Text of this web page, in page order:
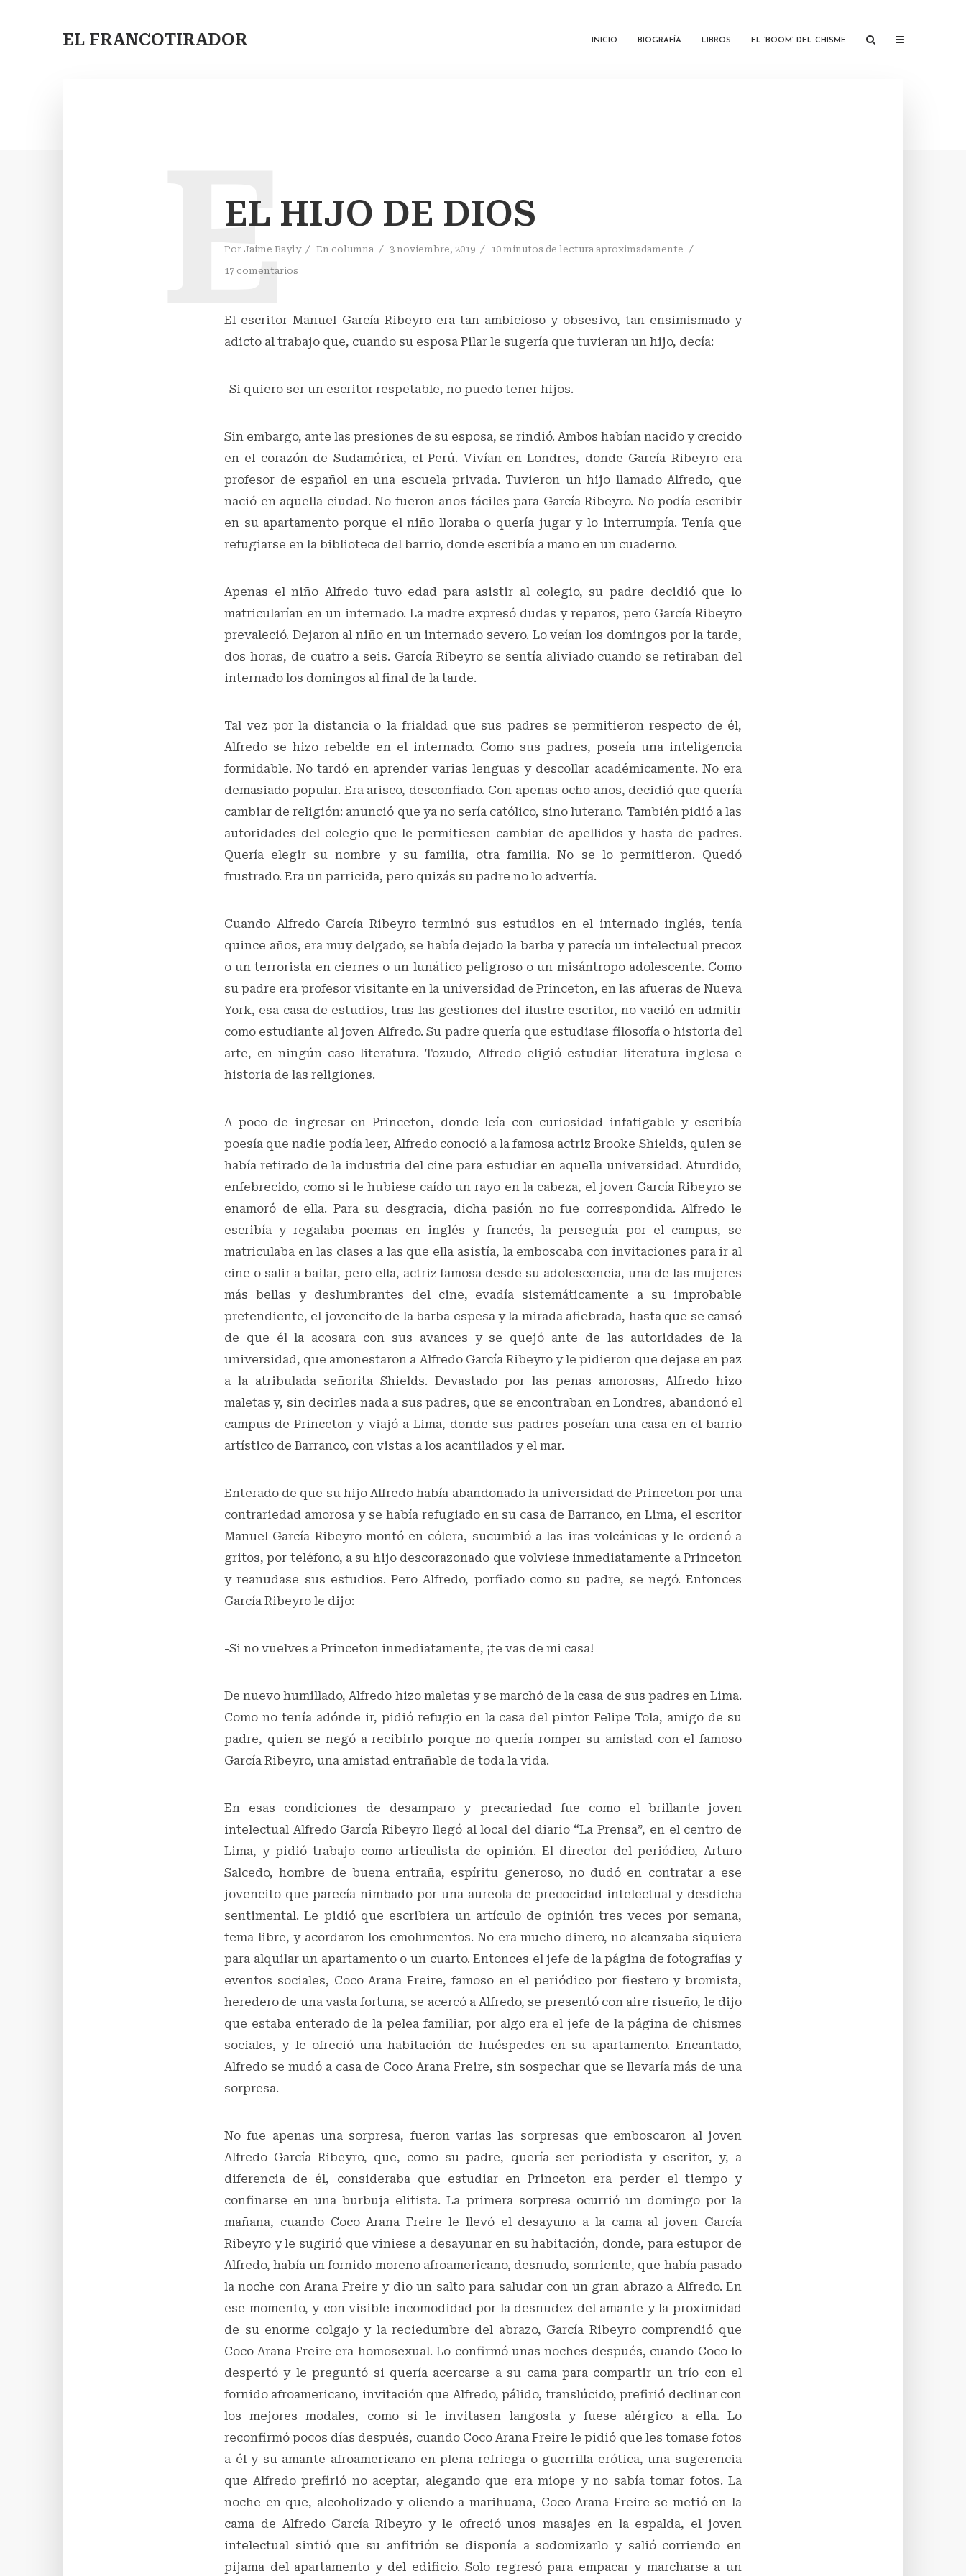
EL FRANCOTIRADOR INICIO BIOGRAFÍA LIBROS EL ‘BOOM’ DEL CHISME
EL HIJO DE DIOS
Por Jaime Bayly En columna 3 noviembre, 2019
10 minutos de lectura aproximadamente
17 comentarios
E
El escritor Manuel García Ribeyro era tan ambicioso y obsesivo, tan ensimismado y
adicto al trabajo que, cuando su esposa Pilar le sugería que tuvieran un hijo, decía:
-Si quiero ser un escritor respetable, no puedo tener hijos.
Sin embargo, ante las presiones de su esposa, se rindió. Ambos habían nacido y crecido
en el corazón de Sudamérica, el Perú. Vivían en Londres, donde García Ribeyro era
profesor de español en una escuela privada. Tuvieron un hijo llamado Alfredo, que
nació en aquella ciudad. No fueron años fáciles para García Ribeyro. No podía escribir
en su apartamento porque el niño lloraba o quería jugar y lo interrumpía. Tenía que
refugiarse en la biblioteca del barrio, donde escribía a mano en un cuaderno.
Apenas el niño Alfredo tuvo edad para asistir al colegio, su padre decidió que lo
matricularían en un internado. La madre expresó dudas y reparos, pero García Ribeyro
prevaleció. Dejaron al niño en un internado severo. Lo veían los domingos por la tarde,
dos horas, de cuatro a seis. García Ribeyro se sentía aliviado cuando se retiraban del
internado los domingos al final de la tarde.
Tal vez por la distancia o la frialdad que sus padres se permitieron respecto de él,
Alfredo se hizo rebelde en el internado. Como sus padres, poseía una inteligencia
formidable. No tardó en aprender varias lenguas y descollar académicamente. No era
demasiado popular. Era arisco, desconfiado. Con apenas ocho años, decidió que quería
cambiar de religión: anunció que ya no sería católico, sino luterano. También pidió a las
autoridades del colegio que le permitiesen cambiar de apellidos y hasta de padres.
Quería elegir su nombre y su familia, otra familia. No se lo permitieron. Quedó
frustrado. Era un parricida, pero quizás su padre no lo advertía.
Cuando Alfredo García Ribeyro terminó sus estudios en el internado inglés, tenía
quince años, era muy delgado, se había dejado la barba y parecía un intelectual precoz
o un terrorista en ciernes o un lunático peligroso o un misántropo adolescente. Como
su padre era profesor visitante en la universidad de Princeton, en las afueras de Nueva
York, esa casa de estudios, tras las gestiones del ilustre escritor, no vaciló en admitir
como estudiante al joven Alfredo. Su padre quería que estudiase filosofía o historia del
arte, en ningún caso literatura. Tozudo, Alfredo eligió estudiar literatura inglesa e
historia de las religiones.
A poco de ingresar en Princeton, donde leía con curiosidad infatigable y escribía
poesía que nadie podía leer, Alfredo conoció a la famosa actriz Brooke Shields, quien se
había retirado de la industria del cine para estudiar en aquella universidad. Aturdido,
enfebrecido, como si le hubiese caído un rayo en la cabeza, el joven García Ribeyro se
enamoró de ella. Para su desgracia, dicha pasión no fue correspondida. Alfredo le
escribía y regalaba poemas en inglés y francés, la perseguía por el campus, se
matriculaba en las clases a las que ella asistía, la emboscaba con invitaciones para ir al
cine o salir a bailar, pero ella, actriz famosa desde su adolescencia, una de las mujeres
más bellas y deslumbrantes del cine, evadía sistemáticamente a su improbable
pretendiente, el jovencito de la barba espesa y la mirada afiebrada, hasta que se cansó
de que él la acosara con sus avances y se quejó ante de las autoridades de la
universidad, que amonestaron a Alfredo García Ribeyro y le pidieron que dejase en paz
a la atribulada señorita Shields. Devastado por las penas amorosas, Alfredo hizo
maletas y, sin decirles nada a sus padres, que se encontraban en Londres, abandonó el
campus de Princeton y viajó a Lima, donde sus padres poseían una casa en el barrio
artístico de Barranco, con vistas a los acantilados y el mar.
Enterado de que su hijo Alfredo había abandonado la universidad de Princeton por una
contrariedad amorosa y se había refugiado en su casa de Barranco, en Lima, el escritor
Manuel García Ribeyro montó en cólera, sucumbió a las iras volcánicas y le ordenó a
gritos, por teléfono, a su hijo descorazonado que volviese inmediatamente a Princeton
y reanudase sus estudios. Pero Alfredo, porfiado como su padre, se negó. Entonces
García Ribeyro le dijo:
-Si no vuelves a Princeton inmediatamente, ¡te vas de mi casa!
De nuevo humillado, Alfredo hizo maletas y se marchó de la casa de sus padres en Lima.
Como no tenía adónde ir, pidió refugio en la casa del pintor Felipe Tola, amigo de su
padre, quien se negó a recibirlo porque no quería romper su amistad con el famoso
García Ribeyro, una amistad entrañable de toda la vida.
En esas condiciones de desamparo y precariedad fue como el brillante joven
intelectual Alfredo García Ribeyro llegó al local del diario “La Prensa”, en el centro de
Lima, y pidió trabajo como articulista de opinión. El director del periódico, Arturo
Salcedo, hombre de buena entraña, espíritu generoso, no dudó en contratar a ese
jovencito que parecía nimbado por una aureola de precocidad intelectual y desdicha
sentimental. Le pidió que escribiera un artículo de opinión tres veces por semana,
tema libre, y acordaron los emolumentos. No era mucho dinero, no alcanzaba siquiera
para alquilar un apartamento o un cuarto. Entonces el jefe de la página de fotografías y
eventos sociales, Coco Arana Freire, famoso en el periódico por fiestero y bromista,
heredero de una vasta fortuna, se acercó a Alfredo, se presentó con aire risueño, le dijo
que estaba enterado de la pelea familiar, por algo era el jefe de la página de chismes
sociales, y le ofreció una habitación de huéspedes en su apartamento. Encantado,
Alfredo se mudó a casa de Coco Arana Freire, sin sospechar que se llevaría más de una
sorpresa.
No fue apenas una sorpresa, fueron varias las sorpresas que emboscaron al joven
Alfredo García Ribeyro, que, como su padre, quería ser periodista y escritor, y, a
diferencia de él, consideraba que estudiar en Princeton era perder el tiempo y
confinarse en una burbuja elitista. La primera sorpresa ocurrió un domingo por la
mañana, cuando Coco Arana Freire le llevó el desayuno a la cama al joven García
Ribeyro y le sugirió que viniese a desayunar en su habitación, donde, para estupor de
Alfredo, había un fornido moreno afroamericano, desnudo, sonriente, que había pasado
la noche con Arana Freire y dio un salto para saludar con un gran abrazo a Alfredo. En
ese momento, y con visible incomodidad por la desnudez del amante y la proximidad
de su enorme colgajo y la reciedumbre del abrazo, García Ribeyro comprendió que
Coco Arana Freire era homosexual. Lo confirmó unas noches después, cuando Coco lo
despertó y le preguntó si quería acercarse a su cama para compartir un trío con el
fornido afroamericano, invitación que Alfredo, pálido, translúcido, prefirió declinar con
los mejores modales, como si le invitasen langosta y fuese alérgico a ella. Lo
reconfirmó pocos días después, cuando Coco Arana Freire le pidió que les tomase fotos
a él y su amante afroamericano en plena refriega o guerrilla erótica, una sugerencia
que Alfredo prefirió no aceptar, alegando que era miope y no sabía tomar fotos. La
noche en que, alcoholizado y oliendo a marihuana, Coco Arana Freire se metió en la
cama de Alfredo García Ribeyro y le ofreció unos masajes en la espalda, el joven
intelectual sintió que su anfitrión se disponía a sodomizarlo y salió corriendo en
pijama del apartamento y del edificio. Solo regresó para empacar y marcharse a un